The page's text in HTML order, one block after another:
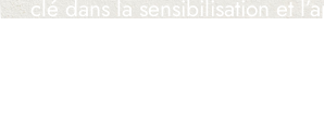
clé dans la sensibilisation et